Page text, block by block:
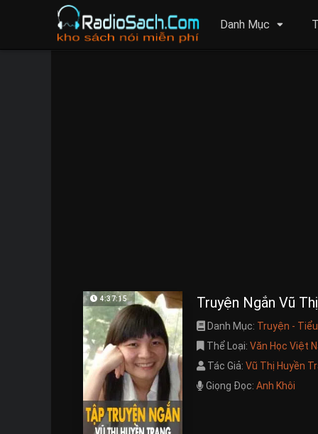
Danh Mục
4:37:15 Truyện Ngắn Vũ
Danh Mục: Truyện -
Thể Loại: Văn Học Việt
Tác Giả: Vũ Thị Huyền
Giọng Đọc: Anh Khôi